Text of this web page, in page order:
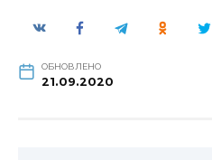
ОБНОВЛЕНО
21.09.2020